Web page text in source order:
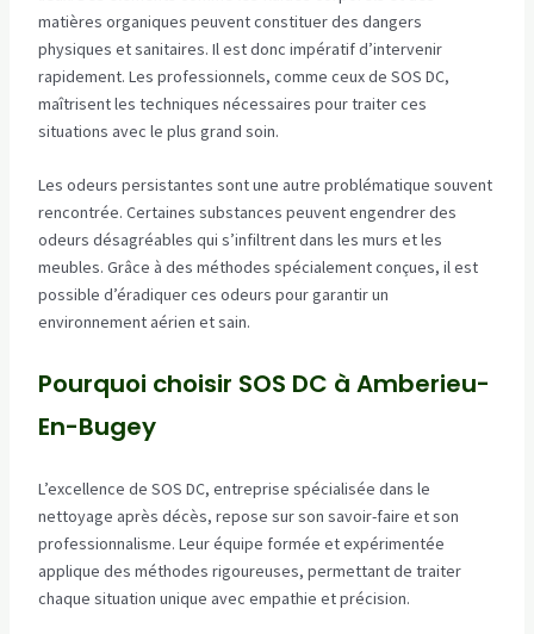
matières organiques peuvent constituer des dangers
physiques et sanitaires. Il est donc impératif d’intervenir
rapidement. Les professionnels, comme ceux de SOS DC,
maîtrisent les techniques nécessaires pour traiter ces
situations avec le plus grand soin.
Les odeurs persistantes sont une autre problématique souvent
rencontrée. Certaines substances peuvent engendrer des
odeurs désagréables qui s’infiltrent dans les murs et les
meubles. Grâce à des méthodes spécialement conçues, il est
possible d’éradiquer ces odeurs pour garantir un
environnement aérien et sain.
Pourquoi choisir SOS DC à Amberieu-
En-Bugey
L’excellence de SOS DC, entreprise spécialisée dans le
nettoyage après décès, repose sur son savoir-faire et son
professionnalisme. Leur équipe formée et expérimentée
applique des méthodes rigoureuses, permettant de traiter
chaque situation unique avec empathie et précision.